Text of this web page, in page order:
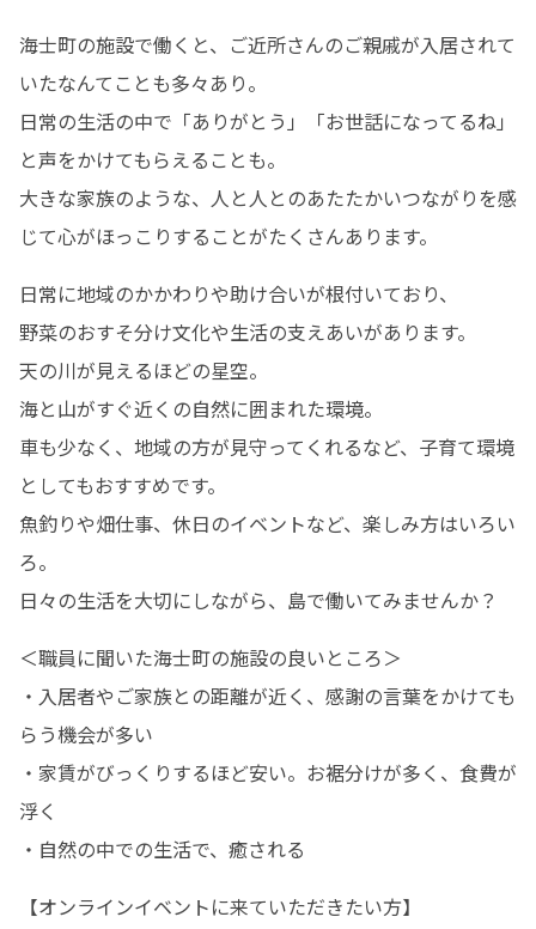
海士町の施設で働くと、ご近所さんのご親戚が入居されて
いたなんてことも多々あり。
日常の生活の中で「ありがとう」「お世話になってるね」
と声をかけてもらえることも。
大きな家族のような、人と人とのあたたかいつながりを感
じて心がほっこりすることがたくさんあります。
日常に地域のかかわりや助け合いが根付いており、
野菜のおすそ分け文化や生活の支えあいがあります。
天の川が見えるほどの星空。
海と山がすぐ近くの自然に囲まれた環境。
車も少なく、地域の方が見守ってくれるなど、子育て環境
としてもおすすめです。
魚釣りや畑仕事、休日のイベントなど、楽しみ方はいろい
ろ。
日々の生活を大切にしながら、島で働いてみませんか？
＜職員に聞いた海士町の施設の良いところ＞
・入居者やご家族との距離が近く、感謝の言葉をかけても
らう機会が多い
・家賃がびっくりするほど安い。お裾分けが多く、食費が
浮く
・自然の中での生活で、癒される
【オンラインイベントに来ていただきたい方】